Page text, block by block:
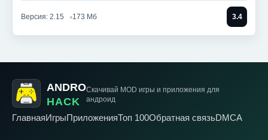
Версия: 2.15 173 Мб 3.4
ANDRO
HACK
Скачивай MOD игры и приложения для
андроид
ГлавнаяИгрыПриложенияТоп 100Обратная связьDMCA